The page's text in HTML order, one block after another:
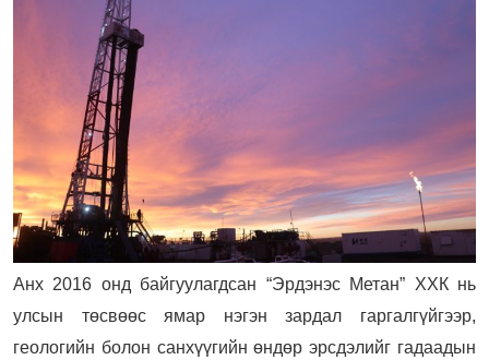
Анх 2016 онд байгуулагдсан “Эрдэнэс Метан” ХХК нь
улсын төсвөөс ямар нэгэн зардал гаргалгүйгээр,
геологийн болон санхүүгийн өндөр эрсдэлийг гадаадын